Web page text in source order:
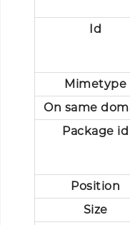
Id
Mimetype
On same
Package id
Position
Size